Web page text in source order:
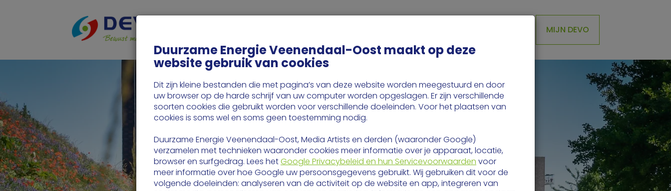
MIJN DEVO
Duurzame Energie Veenendaal-Oost maakt op deze
website gebruik van cookies
Dit zijn kleine bestanden die met pagina’s van deze website worden meegestuurd en door
uw browser op de harde schrijf van uw computer worden opgeslagen. Er zijn verschillende
soorten cookies die gebruikt worden voor verschillende doeleinden. Voor het plaatsen van
cookies is soms wel en soms geen toestemming nodig.
Duurzame Energie Veenendaal-Oost, Media Artists en derden (waaronder Google)
verzamelen met technieken waaronder cookies meer informatie over je apparaat, locatie,
browser en surfgedrag. Lees hetGoogle Privacybeleid en hun Servicevoorwaarden voor
meer informatie over hoe Google uw persoonsgegevens gebruikt. Wij gebruiken dit voor de
volgende doeleinden: analyseren van de activiteit op de website en app, integreren van